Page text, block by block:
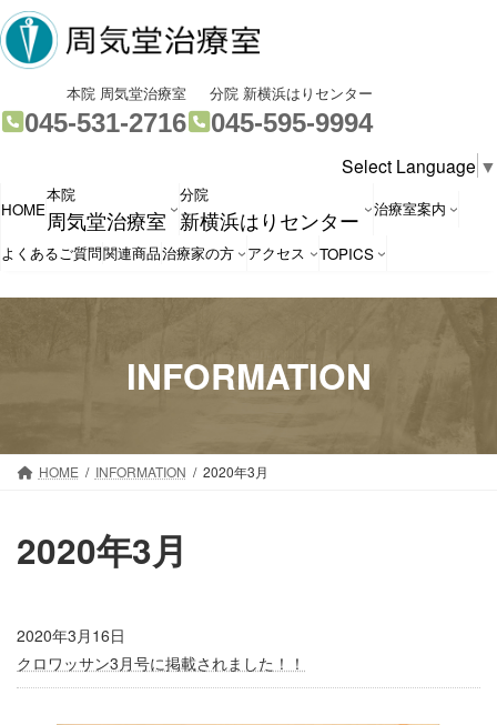
コ
ン
テ
ツ
プ
ナ
ビ
ゲ
シ
動
本院 周気堂治療室
045-531-2716
ル
リ
ク
分院 新横浜はりセンター
045-595-9994
ル
リ
ン
ク
Select Language ▼
HOME
本院
周気堂治療室
分院
新横浜はりセンター 治療室案内
よくあるご質問関連商品治療家の方 アクセス TOPICS
INFORMATION
HOME INFORMATION 2020年3月
2020年3月
2020年3月16日
クロワッサン3月号に掲載されました！！